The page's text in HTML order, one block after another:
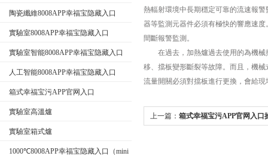
陶瓷纖維8008APP幸福宝隐藏入口
實驗室8008APP幸福宝隐藏入口
實驗室智能8008APP幸福宝隐藏入口
人工智能8008APP幸福宝隐藏入口
箱式幸福宝污APP官网入口
實驗室高溫爐
實驗室箱式爐
1000℃8008APP幸福宝隐藏入口（mini
熱輻射環境中長期穩定可靠的流速報警監
器等監測元器件必須有極快的響應速度
間斷報警監測。
在過去，加熱爐過去使用的為機械
移、擋板變形斷裂等故障。而且，
流量開關必須對擋板進行更換，會給現
上一篇： 箱式幸福宝污APP官网入口